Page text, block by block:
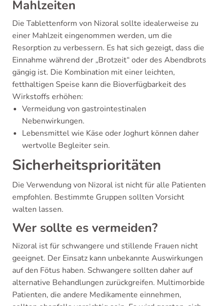
Mahlzeiten
Die Tablettenform von Nizoral sollte idealerweise zu
einer Mahlzeit eingenommen werden, um die
Resorption zu verbessern. Es hat sich gezeigt, dass die
Einnahme während der „Brotzeit“ oder des Abendbrots
gängig ist. Die Kombination mit einer leichten,
fetthaltigen Speise kann die Bioverfügbarkeit des
Wirkstoffs erhöhen:
Vermeidung von gastrointestinalen
Nebenwirkungen.
Lebensmittel wie Käse oder Joghurt können daher
wertvolle Begleiter sein.
Sicherheitsprioritäten
Die Verwendung von Nizoral ist nicht für alle Patienten
empfohlen. Bestimmte Gruppen sollten Vorsicht
walten lassen.
Wer sollte es vermeiden?
Nizoral ist für schwangere und stillende Frauen nicht
geeignet. Der Einsatz kann unbekannte Auswirkungen
auf den Fötus haben. Schwangere sollten daher auf
alternative Behandlungen zurückgreifen. Multimorbide
Patienten, die andere Medikamente einnehmen,